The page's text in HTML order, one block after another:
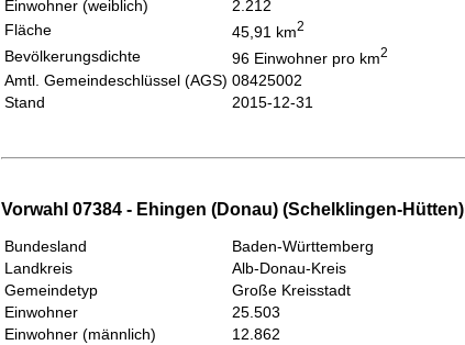
Einwohner (weiblich)
2.212
Fläche
45,91 km2
Bevölkerungsdichte 96 Einwohner pro km2
Amtl. Gemeindeschlüssel (AGS) 08425002
Stand
2015-12-31
Vorwahl 07384 - Ehingen (Donau) (Schelklingen-Hütten)
Bundesland
Baden-Württemberg
Landkreis
Alb-Donau-Kreis
Gemeindetyp
Große Kreisstadt
Einwohner
25.503
Einwohner (männlich)
12.862